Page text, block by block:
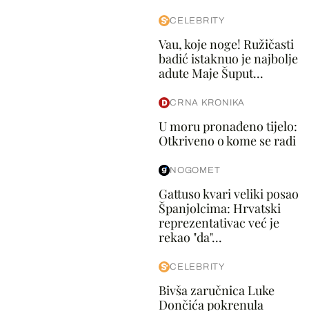
CELEBRITY
Vau, koje noge! Ružičasti
badić istaknuo je najbolje
adute Maje Šuput...
CRNA KRONIKA
U moru pronađeno tijelo:
Otkriveno o kome se radi
NOGOMET
Gattuso kvari veliki posao
Španjolcima: Hrvatski
reprezentativac već je
rekao "da"...
CELEBRITY
Bivša zaručnica Luke
Dončića pokrenula